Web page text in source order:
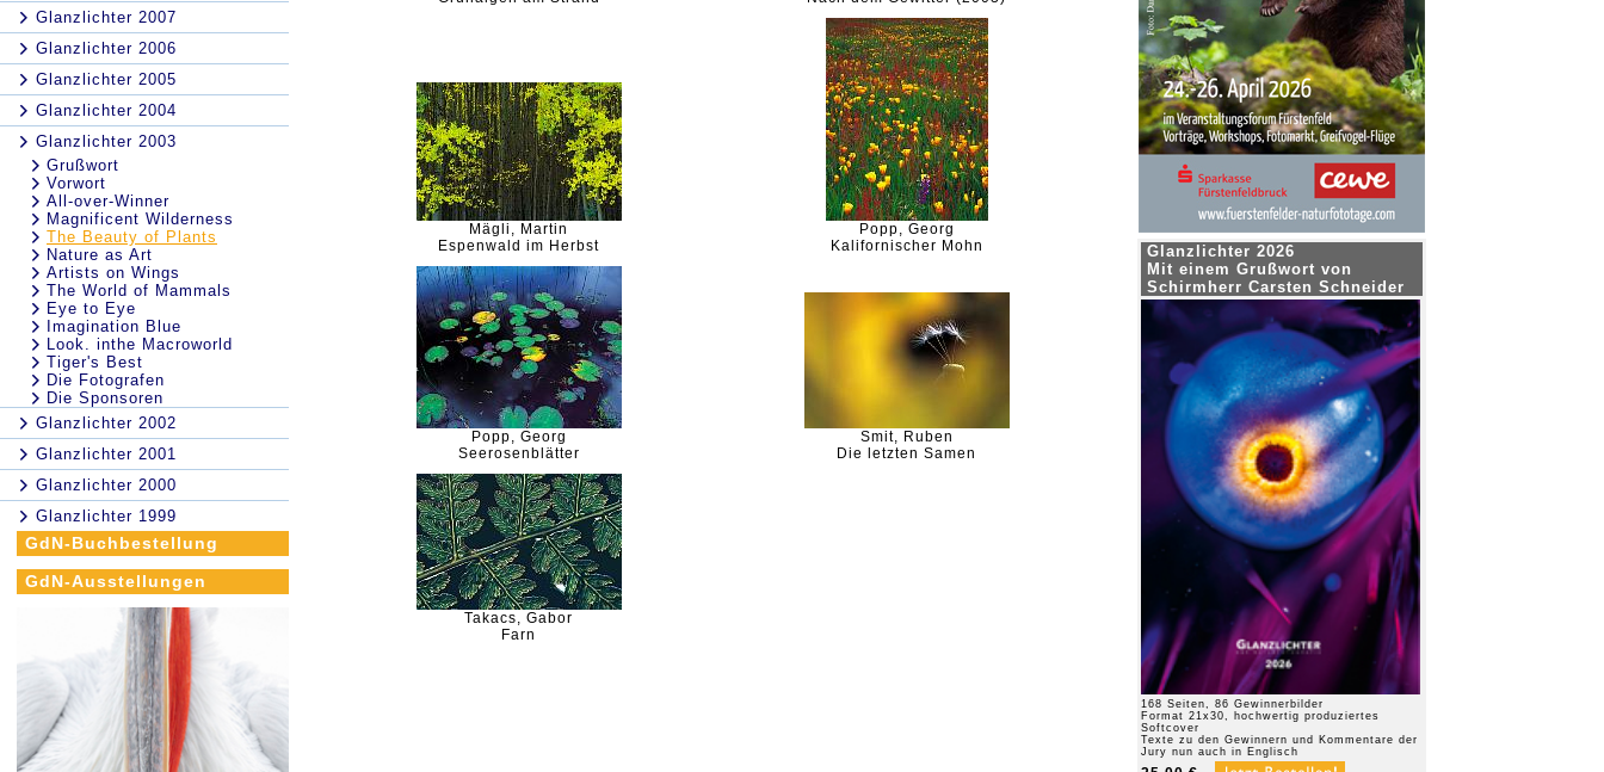
Glanzlichter 2007
Glanzlichter 2006
Glanzlichter 2005
Glanzlichter 2004
Glanzlichter 2003
Grußwort
Vorwort
All-over-Winner
Magnificent Wilderness
The Beauty of Plants
Nature as Art
Artists on Wings
The World of Mammals
Eye to Eye
Imagination Blue
Look. inthe Macroworld
Tiger's Best
Die Fotografen
Die Sponsoren
Glanzlichter 2002
Glanzlichter 2001
Glanzlichter 2000
Glanzlichter 1999
GdN-Buchbestellung
GdN-Ausstellungen
Mägli, Martin
Espenwald im Herbst
Popp, Georg
Kalifornischer Mohn
Popp, Georg
Seerosenblätter
Smit, Ruben
Die letzten Samen
Takacs, Gabor
Farn
Glanzlichter 2026
Mit einem Grußwort von
Schirmherr Carsten Schneider
168 Seiten, 86 Gewinnerbilder
Format 21x30, hochwertig produziertes
Softcover
Texte zu den Gewinnern und Kommentare der
Jury nun auch in Englisch